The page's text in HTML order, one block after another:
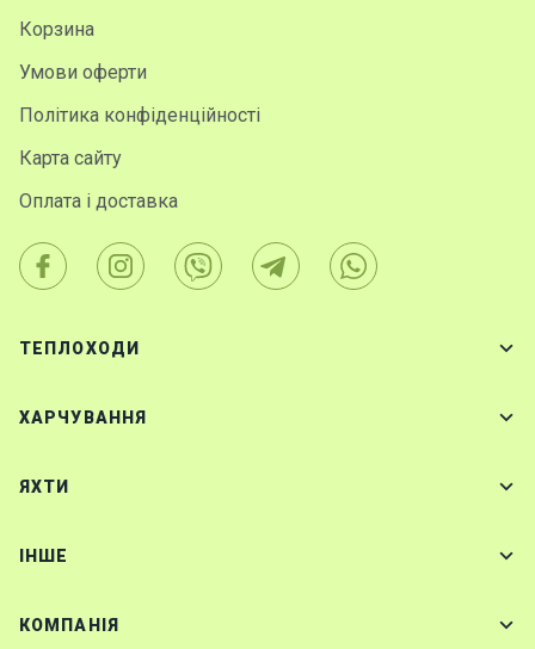
Корзина
Умови оферти
Політика конфіденційності
Карта сайту
Оплата і доставка
ТЕПЛОХОДИ
ХАРЧУВАННЯ
ЯХТИ
IНШЕ
КОМПАНІЯ